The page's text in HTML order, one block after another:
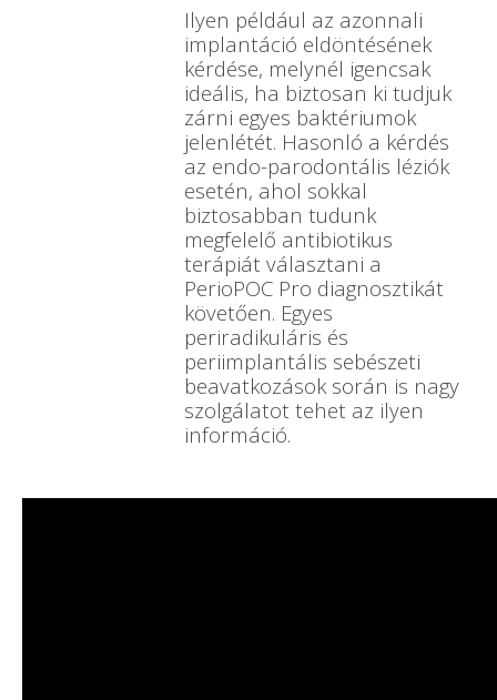
Ilyen például az azonnali
implantáció eldöntésének
kérdése, melynél igencsak
ideális, ha biztosan ki tudjuk
zárni egyes baktériumok
jelenlétét. Hasonló a kérdés
az endo-parodontális léziók
esetén, ahol sokkal
biztosabban tudunk
megfelelő antibiotikus
terápiát választani a
PerioPOC Pro diagnosztikát
követően. Egyes
periradikuláris és
periimplantális sebészeti
beavatkozások során is nagy
szolgálatot tehet az ilyen
információ.